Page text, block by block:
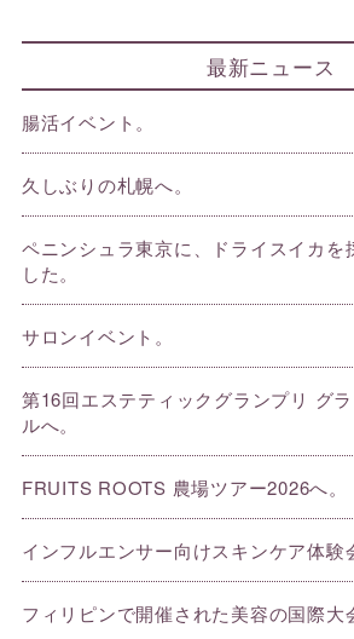
最新ニュース
腸活イベント。
久しぶりの札幌へ。
ペニンシュラ東京に、ドライスイカを
した。
サロンイベント。
第16回エステティックグランプリ グ
ルへ。
FRUITS ROOTS 農場ツアー2026へ。
インフルエンサー向けスキンケア体験
フィリピンで開催された美容の国際大